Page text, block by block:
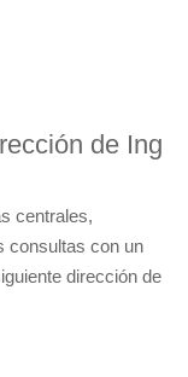
de Ing
centrales,
consultas con un
dirección de